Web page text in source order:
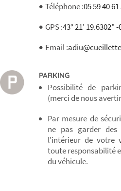
Téléphone :05 59 40 61
GPS :43° 21' 19.6302"
Email :
PARKING
Possibilité de
(merci de nous
Par mesure de
ne pas garder
l'intérieur de votre
toute responsabilité
du véhicule.